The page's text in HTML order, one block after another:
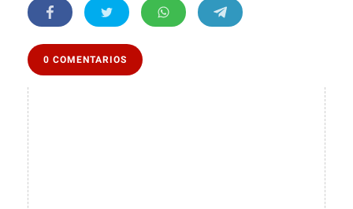
0 COMENTARIOS